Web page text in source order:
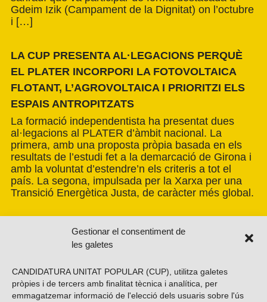
Gestionar el consentiment de
les galetes
CANDIDATURA UNITAT POPULAR (CUP), utilitza galetes
pròpies i de tercers amb finalitat tècnica i analítica, per
emmagatzemar informació de l'elecció dels usuaris sobre l'ús
Gdeim Izik (Campament de la Dignitat) on l’octubre
i […]
LA CUP PRESENTA AL·LEGACIONS PERQUÈ
EL PLATER INCORPORI LA FOTOVOLTAICA
FLOTANT, L’AGROVOLTAICA I PRIORITZI ELS
ESPAIS ANTROPITZATS
La formació independentista ha presentat dues
al·legacions al PLATER d’àmbit nacional. La
primera, amb una proposta pròpia basada en els
resultats de l’estudi fet a la demarcació de Girona i
amb la voluntat d’estendre’n els criteris a tot el
país. La segona, impulsada per la Xarxa per una
Transició Energètica Justa, de caràcter més global.